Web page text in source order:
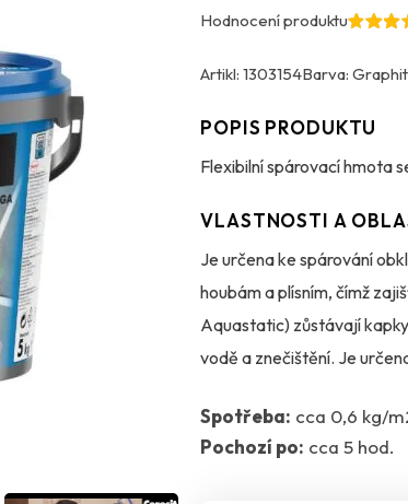
Hodnocení produktu
Artikl: 1303154Barva:
POPIS PRODUKTU
Flexibilní spárovací hmota
VLASTNOSTI A
Je určena ke spárování
houbám a plísním, čímž
Aquastatic) zůstávají
vodě a znečištění. Je
Spotřeba: cca 0,6 kg/
Pochozí po: cca 5 hod.